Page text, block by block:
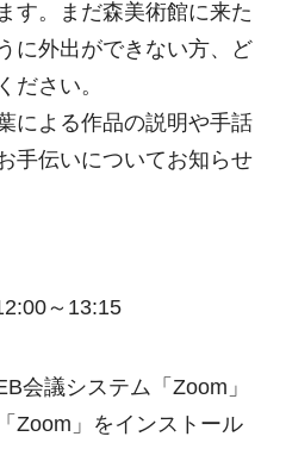
す。まだ森美術館に来た
に外出ができない方、ど
ださい。
による作品の説明や手話
手伝いについてお知らせ
～13:15
会議システム「Zoom」
Zoom」をインストール